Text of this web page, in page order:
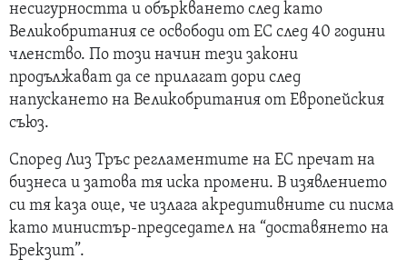
несигурността и объркването след като
Великобритания се освободи от ЕС след 40 години
членство. По този начин тези закони
продължават да се прилагат дори след
напускането на Великобритания от Европейския
съюз.
Според Лиз Тръс регламентите на ЕС пречат на
бизнеса и затова тя иска промени. В изявлението
си тя каза още, че излага акредитивните си писма
като министър-председател на “доставянето на
Брекзит”.